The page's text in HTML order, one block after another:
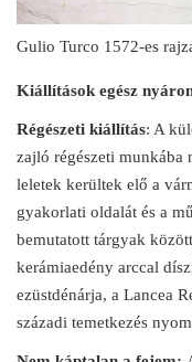
Gulio Turco 1572-es
Kiállítások egész
Régészeti kiállítás: A
zajló régészeti munkába
leletek kerültek elő a
gyakorlati oldalát és a
bemutatott tárgyak
kerámiaedény arccal
ezüstdénárja, a Lancea
századi temetkezés